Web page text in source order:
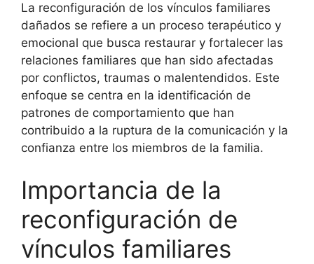
La reconfiguración de los vínculos familiares
dañados se refiere a un proceso terapéutico y
emocional que busca restaurar y fortalecer las
relaciones familiares que han sido afectadas
por conflictos, traumas o malentendidos. Este
enfoque se centra en la identificación de
patrones de comportamiento que han
contribuido a la ruptura de la comunicación y la
confianza entre los miembros de la familia.
Importancia de la
reconfiguración de
vínculos familiares